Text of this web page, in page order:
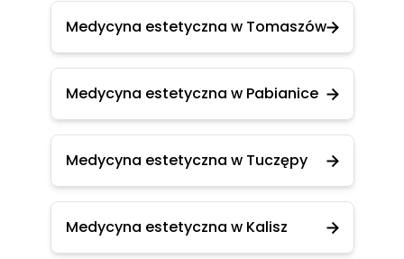
Medycyna estetyczna w Tomaszów
Medycyna estetyczna w Pabianice
Medycyna estetyczna w Tuczępy
Medycyna estetyczna w Kalisz